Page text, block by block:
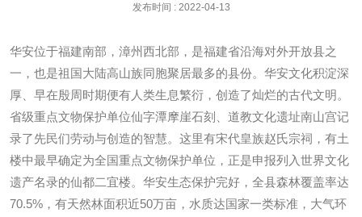
发布时间 : 2022-04-13
华安位于福建南部，漳州西北部，是福建省沿海对外开放县之
一，也是祖国大陆高山族同胞聚居最多的县份。华安文化积淀深
厚、早在殷周时期便有人类生息繁衍，创造了灿烂的古代文明。
省级重点文物保护单位仙字潭摩崖石刻、道教文化遗址南山宫记
录了先民们劳动与创造的智慧。这里有宋代皇族赵氏宗祠，有土
楼中最早确定为全国重点文物保护单位，正是申报列入世界文化
遗产名录的仙都二宜楼。华安生态保护完好，全县森林覆盖率达
70.5%，有天然林面积近50万亩，水质达国家一类标准，大气环